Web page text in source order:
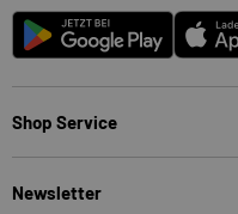
Android
Shop Service
Newsletter